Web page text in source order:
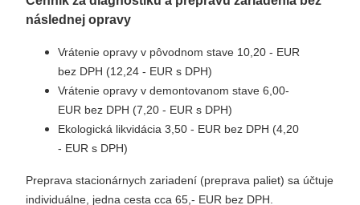
následnej opravy
Vrátenie opravy v pôvodnom stave 10,20 - EUR
bez DPH (12,24 - EUR s DPH)
Vrátenie opravy v demontovanom stave 6,00-
EUR bez DPH (7,20 - EUR s DPH)
Ekologická likvidácia 3,50 - EUR bez DPH (4,20
- EUR s DPH)
Preprava stacionárnych zariadení (preprava paliet) sa účtuje
individuálne, jedna cesta cca 65,- EUR bez DPH.